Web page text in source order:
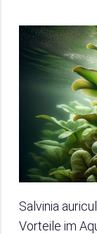
Salvinia
Vorteile im